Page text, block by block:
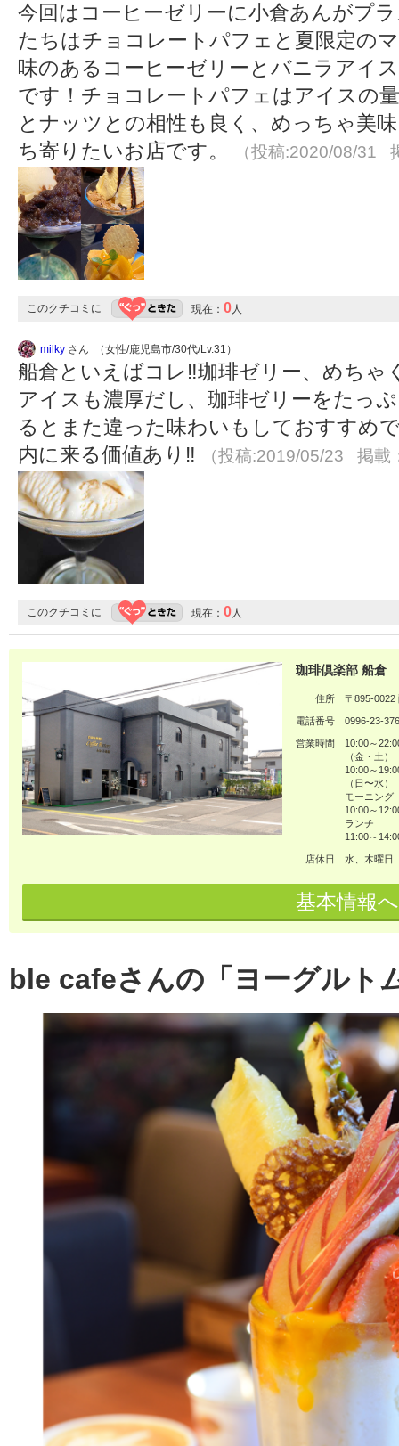
今回はコーヒーゼリーに小倉あんがプ
たちはチョコレートパフェと夏限定の
味のあるコーヒーゼリーとバニラアイ
です！チョコレートパフェはアイスの
とナッツとの相性も良く、めっちゃ美
ち寄りたいお店です。
（投稿:2020/08/31
このクチコミに 現在： 0人
milky さん （女性/鹿児島市/30代/Lv.31）
船倉といえばコレ‼️珈琲ゼリー、めちゃ
アイスも濃厚だし、珈琲ゼリーをたっ
るとまた違った味わいもしておすすめ
内に来る価値あり‼️
（投稿:2019/05/23 掲載
このクチコミに 現在： 0人
珈琲倶楽部 船倉
住所 〒895-0022
電話番号 0996-23-
営業時間
10:00～
（金・土）
10:00～
（日〜水）
モーニング
10:00～
ランチ
11:00～
店休日 水、木曜日
基本情報へ
ble cafeさんの「ヨーグルト